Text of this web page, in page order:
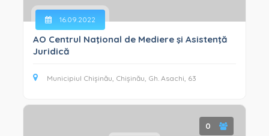
16.09.2022
AO Centrul Naţional de Mediere şi Asistenţă
Juridică
Municipiul Chișinău, Chișinău, Gh. Asachi, 63
0